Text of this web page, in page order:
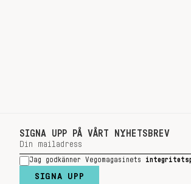
SIGNA UPP PÅ VÅRT NYHETSBREV
Jag godkänner Vegomagasinets
SIGNA UPP